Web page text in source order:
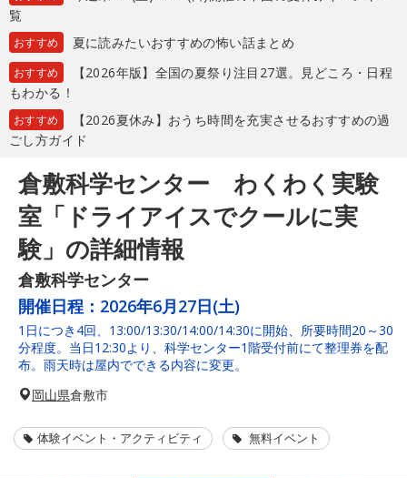
覧
おすすめ 夏に読みたいおすすめの怖い話まとめ
おすすめ
【2026年版】全国の夏祭り注目27選。見どころ・日程
もわかる！
おすすめ
【2026夏休み】おうち時間を充実させるおすすめの過
ごし方ガイド
倉敷科学センター わくわく実験
室「ドライアイスでクールに実
験」の詳細情報
倉敷科学センター
開催日程： 2026年6月27日(土)
1日につき4回、13:00/13:30/14:00/14:30に開始、所要時間20～30
分程度。当日12:30より、科学センター1階受付前にて整理券を配
布。雨天時は屋内でできる内容に変更。
岡山県倉敷市
体験イベント・アクティビティ 無料イベント